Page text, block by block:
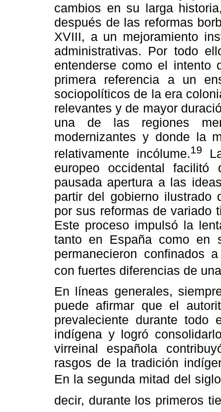
cambios en su larga
después de las reformas
XVIII, a un mejoramiento
administrativas. Por todo
entenderse como el intento
primera referencia a un
sociopolíticos de la era
relevantes y de mayor
una de las regiones
modernizantes y donde la
relativamente incólume.19
europeo occidental
pausada apertura a las
partir del gobierno ilustrado
por sus reformas de variado
Este proceso impulsó la
tanto en España como en
permanecieron confinados
con fuertes diferencias de
En líneas generales,
puede afirmar que el
prevaleciente durante todo
indígena y logró
virreinal española
rasgos de la tradición
En la segunda mitad del
decir, durante los primeros